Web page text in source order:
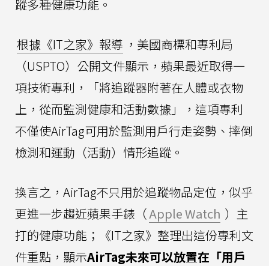
蹤多種健康功能。
根據《IT之家》報導 ，美國商標和專利局
（USPTO）公開文件顯示，蘋果最近取得一
項技術專利，「將追蹤器附著在人體或衣物
上，從而監測健康和活動數據」，這項專利
不僅使AirTag可用於監測用戶行走姿勢、摔倒
檢測和運動（活動）情形追蹤。
換言之，AirTag不只用於追蹤物品定位，似乎
更進一步趨近蘋果手錶（Apple Watch ）主
打的健康功能；《IT之家》整理出這份專利文
件重點，顯示AirTag未來可以放置在「用戶